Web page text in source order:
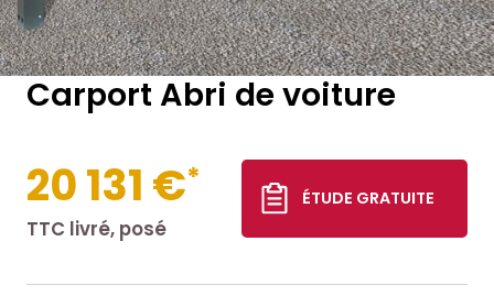
Carport Abri de voiture
20 131 €*
TTC livré, posé
ÉTUDE GRATUITE